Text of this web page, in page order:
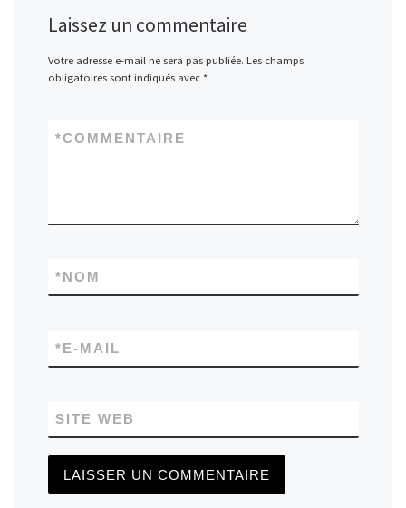
Laissez un commentaire
Votre adresse e-mail ne sera pas publiée. Les champs
obligatoires sont indiqués avec *
COMMENTAIRE
*
NOM
*
E-MAIL
*
SITE WEB